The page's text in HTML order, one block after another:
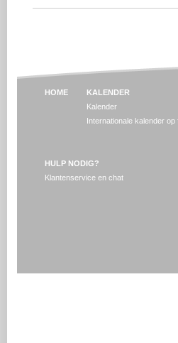
HOME
KALENDER
Kalender
Internationale kalender op
HULP NODIG?
Klantenservice en chat